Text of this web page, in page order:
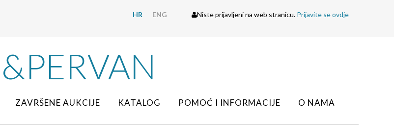
HR ENG Niste prijavljeni na web stranicu. Prijavite se ovdje
ZAVRŠENE AUKCIJE KATALOG POMOĆ I INFORMACIJE
O NAMA